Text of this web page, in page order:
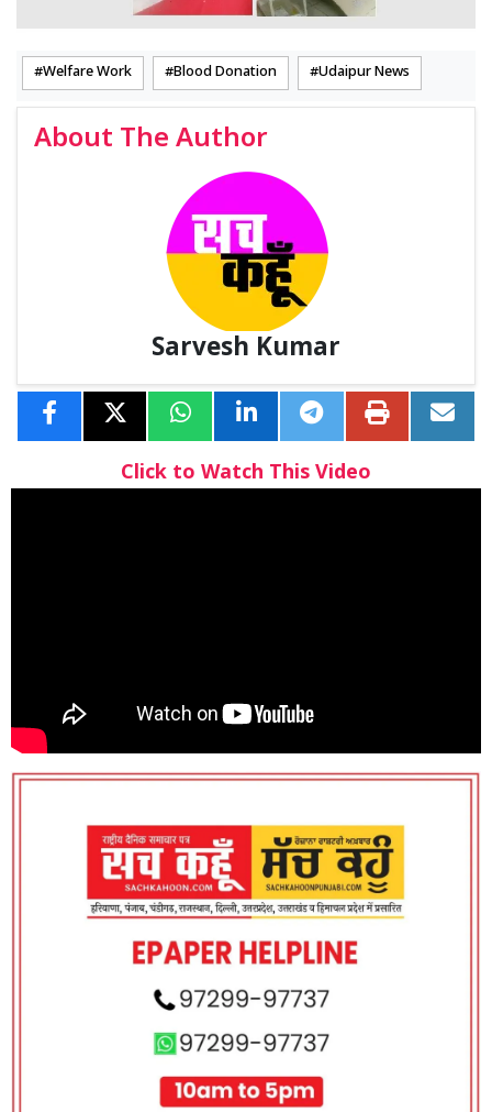
Welfare Work Blood Donation Udaipur News
About The Author
Sarvesh Kumar
Click to Watch This Video